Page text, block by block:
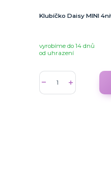
Klubíčko Daisy MINI
vyrobíme do 14 dnů
od uhrazení